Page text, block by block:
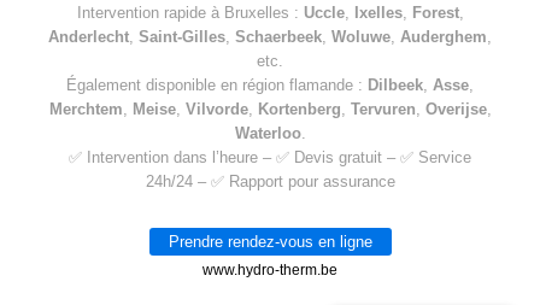
Intervention rapide à Bruxelles : Uccle, Ixelles, Forest,
Anderlecht, Saint-Gilles, Schaerbeek, Woluwe, Auderghem,
etc.
Également disponible en région flamande : Dilbeek, Asse,
Merchtem, Meise, Vilvorde, Kortenberg, Tervuren, Overijse,
Waterloo.
✅ Intervention dans l’heure – ✅ Devis gratuit – ✅ Service
24h/24 – ✅ Rapport pour assurance
Prendre rendez-vous en ligne
www.hydro-therm.be